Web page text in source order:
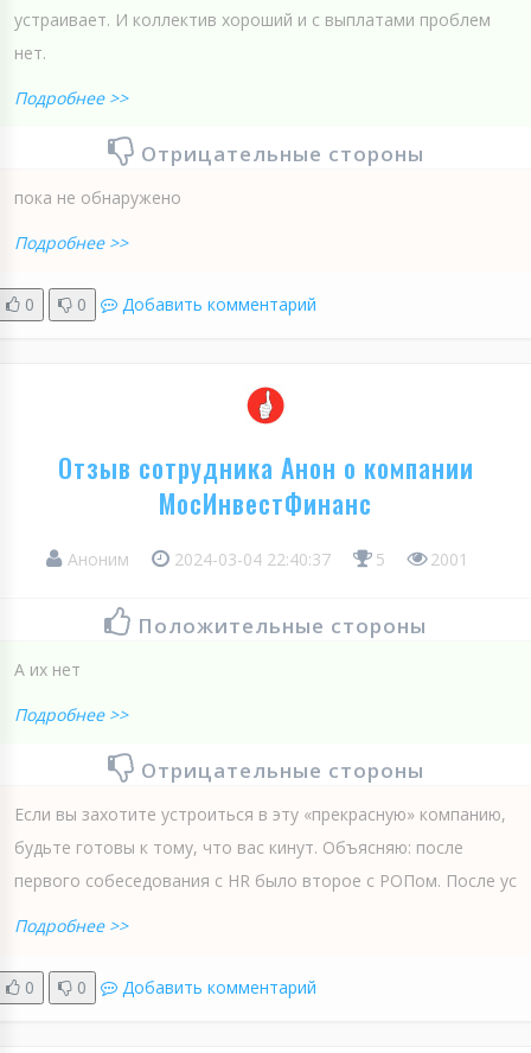
устраивает. И коллектив хороший и с выплатами проблем
нет.
Подробнее >>
Отрицательные стороны
пока не обнаружено
Подробнее >>
0 0 Добавить комментарий
Отзыв сотрудника Анон о компании
МосИнвестФинанс
Аноним 2024-03-04 22:40:37 5 2001
Положительные стороны
А их нет
Подробнее >>
Отрицательные стороны
Если вы захотите устроиться в эту «прекрасную» компанию,
будьте готовы к тому, что вас кинут. Объясняю: после
первого собеседования с HR было второе с РОПом. После ус
Подробнее >>
0 0 Добавить комментарий